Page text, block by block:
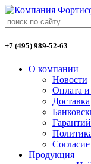
+7 (495) 989-52-63
О компании
Новости
Оплата и
Доставка
Продукция